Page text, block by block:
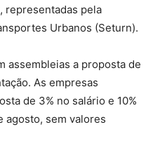
representadas pela
Urbanos (Seturn).
assembleias a proposta de
As empresas
de 3% no salário e 10%
agosto, sem valores